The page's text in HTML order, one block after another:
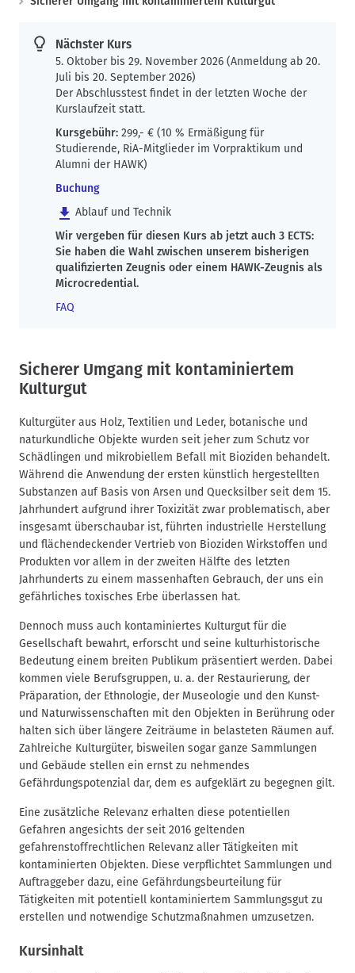
Nächster Kurs
5. Oktober bis 29. November 2026 (Anmeldung ab 20.
Juli bis 20. September 2026)
Der Abschlusstest findet in der letzten Woche der
Kurslaufzeit statt.
Kursgebühr: 299,- € (10 % Ermäßigung für
Studierende, RiA-Mitglieder im Vorpraktikum und
Alumni der HAWK)
Buchung
Ablauf und Technik
Wir vergeben für diesen Kurs ab jetzt auch 3 ECTS:
Sie haben die Wahl zwischen unserem bisherigen
qualifizierten Zeugnis oder einem HAWK-Zeugnis als
Microcredential.
FAQ
Sicherer Umgang mit kontaminiertem
Kulturgut
Kulturgüter aus Holz, Textilien und Leder, botanische und
naturkundliche Objekte wurden seit jeher zum Schutz vor
Schädlingen und mikrobiellem Befall mit Bioziden behandelt.
Während die Anwendung der ersten künstlich hergestellten
Substanzen auf Basis von Arsen und Quecksilber seit dem 15.
Jahrhundert aufgrund ihrer Toxizität zwar problematisch, aber
insgesamt überschaubar ist, führten industrielle Herstellung
und flächendeckender Vertrieb von Bioziden Wirkstoffen und
Produkten vor allem in der zweiten Hälfte des letzten
Jahrhunderts zu einem massenhaften Gebrauch, der uns ein
gefährliches toxisches Erbe überlassen hat.
Dennoch muss auch kontaminiertes Kulturgut für die
Gesellschaft bewahrt, erforscht und seine kulturhistorische
Bedeutung einem breiten Publikum präsentiert werden. Dabei
kommen viele Berufsgruppen, u. a. der Restaurierung, der
Präparation, der Ethnologie, der Museologie und den Kunst-
und Naturwissenschaften mit den Objekten in Berührung oder
halten sich über längere Zeiträume in belasteten Räumen auf.
Zahlreiche Kulturgüter, bisweilen sogar ganze Sammlungen
und Gebäude stellen ein ernst zu nehmendes
Gefährdungspotenzial dar, dem es aufgeklärt zu begegnen gilt.
Eine zusätzliche Relevanz erhalten diese potentiellen
Gefahren angesichts der seit 2016 geltenden
gefahrenstoffrechtlichen Relevanz aller Tätigkeiten mit
kontaminierten Objekten. Diese verpflichtet Sammlungen und
Auftraggeber dazu, eine Gefährdungsbeurteilung für
Tätigkeiten mit potentiell kontaminiertem Sammlungsgut zu
erstellen und notwendige Schutzmaßnahmen umzusetzen.
Kursinhalt